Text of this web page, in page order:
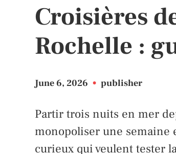
Croisières
Rochelle :
June 6, 2026 • publisher
Partir trois nuits en mer
monopoliser une semaine
curieux qui veulent tester